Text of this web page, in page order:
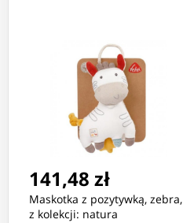
141,48 zł
Maskotka z pozytywką, zebra,
z kolekcji: natura